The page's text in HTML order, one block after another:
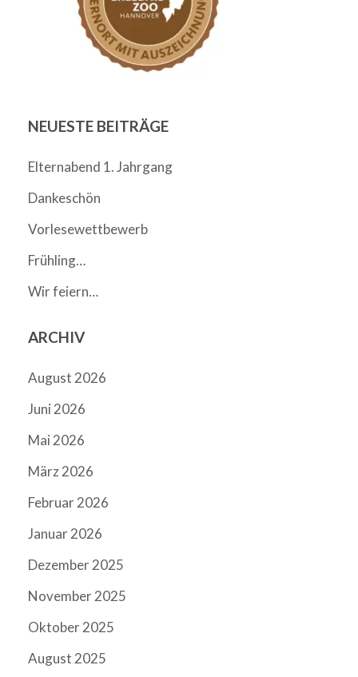
NEUESTE BEITRÄGE
Elternabend 1. Jahrgang
Dankeschön
Vorlesewettbewerb
Frühling…
Wir feiern…
ARCHIV
August 2026
Juni 2026
Mai 2026
März 2026
Februar 2026
Januar 2026
Dezember 2025
November 2025
Oktober 2025
August 2025